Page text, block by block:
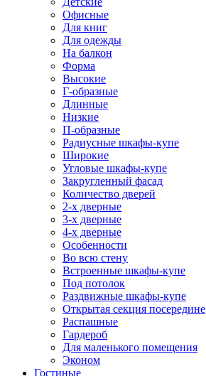
Офисные
Для книг
Для одежды
На балкон
Форма
Высокие
Г-образные
Длинные
Низкие
П-образные
Радиусные шкафы-купе
Широкие
Угловые шкафы-купе
Закругленный фасад
Количество дверей
2-х дверные
3-х дверные
4-х дверные
Особенности
Во всю стену
Встроенные шкафы-купе
Под потолок
Раздвижные шкафы-купе
Открытая секция посередине
Распашные
Гардероб
Для маленького помещения
Эконом
Гостиные